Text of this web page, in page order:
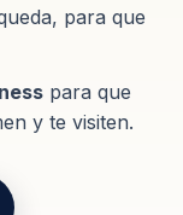
para que
para que
y te visiten.